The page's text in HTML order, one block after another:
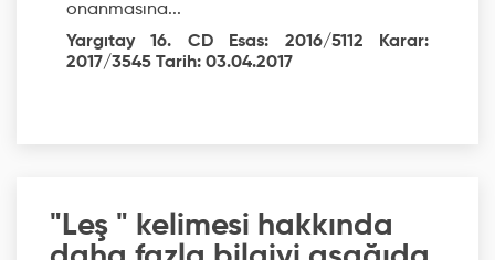
onanmasına...
Yargıtay 16. CD Esas: 2016/5112 Karar:
2017/3545 Tarih: 03.04.2017
"Leş " kelimesi hakkında